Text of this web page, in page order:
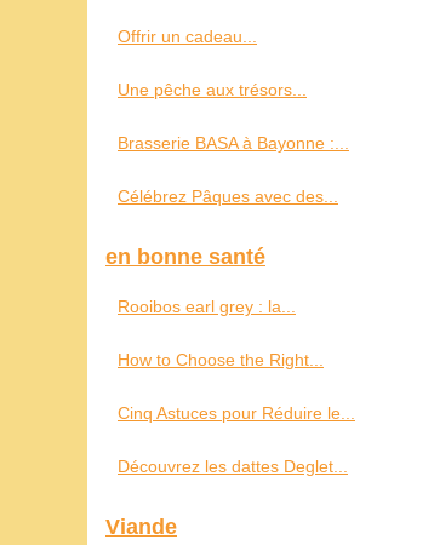
Offrir un cadeau...
Une pêche aux trésors...
Brasserie BASA à Bayonne :...
Célébrez Pâques avec des...
en bonne santé
Rooibos earl grey : la...
How to Choose the Right...
Cinq Astuces pour Réduire le...
Découvrez les dattes Deglet...
Viande